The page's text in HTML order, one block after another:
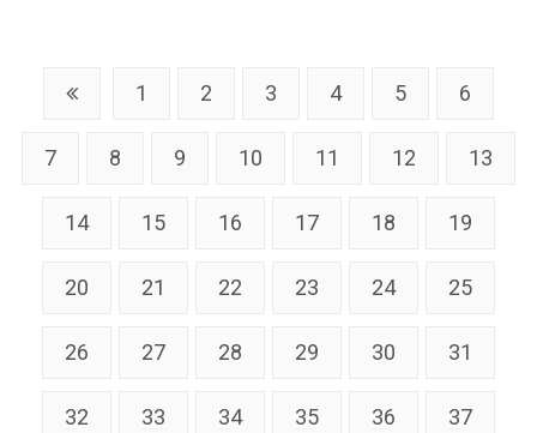
1 2 3 4 5 6
7 8 9 10 11 12 13
14 15 16 17 18 19
20 21 22 23 24 25
26 27 28 29 30 31
32 33 34 35 36 37